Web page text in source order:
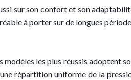
sur son confort et son
à porter sur de longues
les plus réussis adoptent
répartition uniforme de la